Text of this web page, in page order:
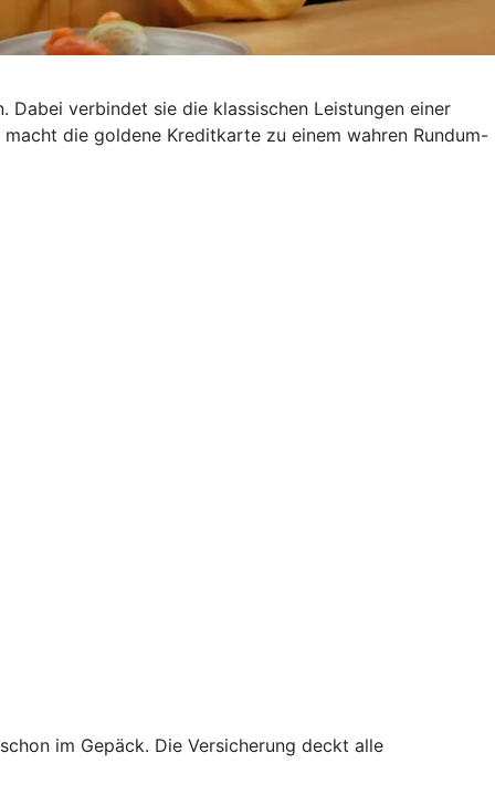
verbindet sie die klassischen Leistungen einer
die goldene Kreditkarte zu einem wahren Rundum-
im Gepäck. Die Versicherung deckt alle